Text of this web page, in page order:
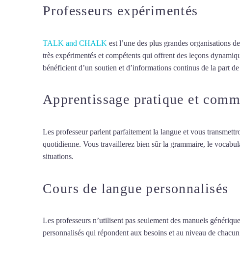
Professeurs expérimentés
TALK and CHALK est l’une des plus grandes organisations
très expérimentés et compétents qui offrent des leçons
bénéficient d’un soutien et d’informations continus de la part
Apprentissage pratique et
Les professeur parlent parfaitement la langue et vous
quotidienne. Vous travaillerez bien sûr la grammaire, le
situations.
Cours de langue personnalisés
Les professeurs n’utilisent pas seulement des manuels
personnalisés qui répondent aux besoins et au niveau de